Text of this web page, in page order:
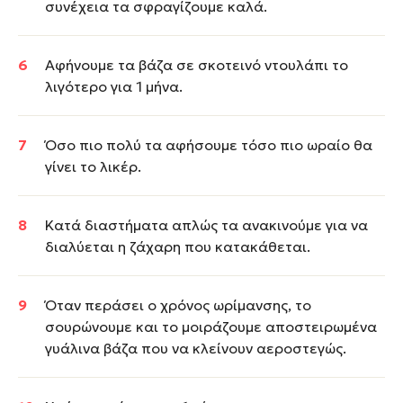
συνέχεια τα σφραγίζουμε καλά.
Αφήνουμε τα βάζα σε σκοτεινό ντουλάπι το
λιγότερο για 1 μήνα.
Όσο πιο πολύ τα αφήσουμε τόσο πιο ωραίο θα
γίνει το λικέρ.
Κατά διαστήματα απλώς τα ανακινούμε για να
διαλύεται η ζάχαρη που κατακάθεται.
Όταν περάσει ο χρόνος ωρίμανσης, το
σουρώνουμε και το μοιράζουμε αποστειρωμένα
γυάλινα βάζα που να κλείνουν αεροστεγώς.